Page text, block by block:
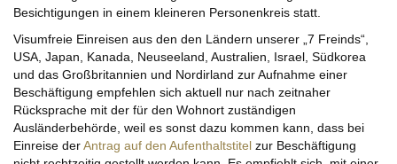
Besichtigungen in einem kleineren Personenkreis statt.
Visumfreie Einreisen aus den den Ländern unserer „7 Freinds“,
USA, Japan, Kanada, Neuseeland, Australien, Israel, Südkorea
und das Großbritannien und Nordirland zur Aufnahme einer
Beschäftigung empfehlen sich aktuell nur nach zeitnaher
Rücksprache mit der für den Wohnort zuständigen
Ausländerbehörde, weil es sonst dazu kommen kann, dass bei
Einreise derAntrag auf den Aufenthaltstitel zur Beschäftigung